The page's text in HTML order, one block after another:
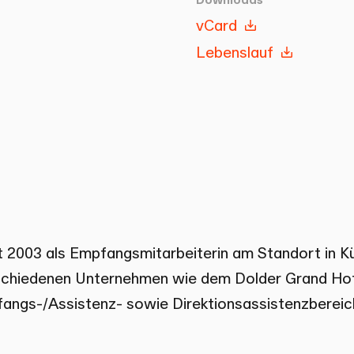
vCard
Lebenslauf
2003 als Empfangsmitarbeiterin am Standort in
Unternehmen wie dem Dolder Grand
Assistenz- sowie